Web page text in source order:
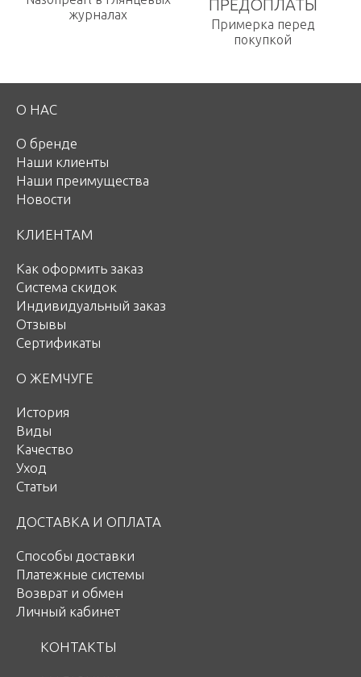
журналах
ПРЕДОПЛАТЫ
Примерка перед
покупкой
О НАС
О бренде
Наши клиенты
Наши преимущества
Новости
КЛИЕНТАМ
Как оформить заказ
Система скидок
Индивидуальный заказ
Отзывы
Сертификаты
О ЖЕМЧУГЕ
История
Виды
Качество
Уход
Статьи
ДОСТАВКА И ОПЛАТА
Способы доставки
Платежные системы
Возврат и обмен
Личный кабинет
КОНТАКТЫ